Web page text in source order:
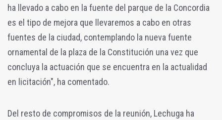
ha llevado a cabo en la fuente del parque de la Concordia
es el tipo de mejora que llevaremos a cabo en otras
fuentes de la ciudad, contemplando la nueva fuente
ornamental de la plaza de la Constitución una vez que
concluya la actuación que se encuentra en la actualidad
en licitación", ha comentado.
Del resto de compromisos de la reunión, Lechuga ha